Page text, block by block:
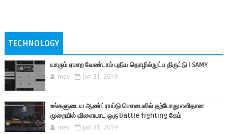
TECHNOLOGY
யாரும் ஏமாற வேண்டாம் புதிய தொழில்நுட்ப திருட்டு | SAMY
mev Jan 31, 2019
உங்களுடைய ஆண்ட்ராய்டு மொபைலில் தற்போது எளிதான
முறையில் விளையாட ஒரு battle fighting கேம்
mev Jan 31, 2019